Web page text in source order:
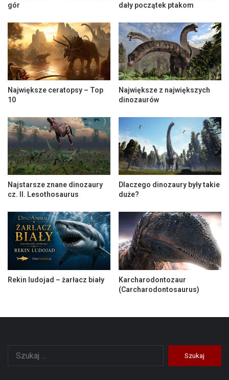
gór
dały początek ptakom
Największe ceratopsy – Top
10
Największe z największych
dinozaurów
Najstarsze znane dinozaury
cz. II. Lesothosaurus
Dlaczego dinozaury były takie
duże?
Rekin ludojad – żarłacz biały
Karcharodontozaur
(Carcharodontosaurus)